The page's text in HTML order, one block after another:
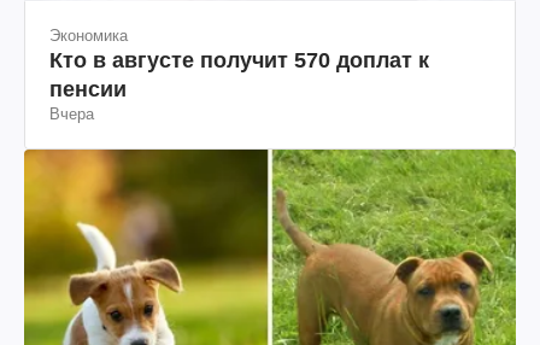
Экономика
Кто в августе получит 570 доплат к
пенсии
Вчера